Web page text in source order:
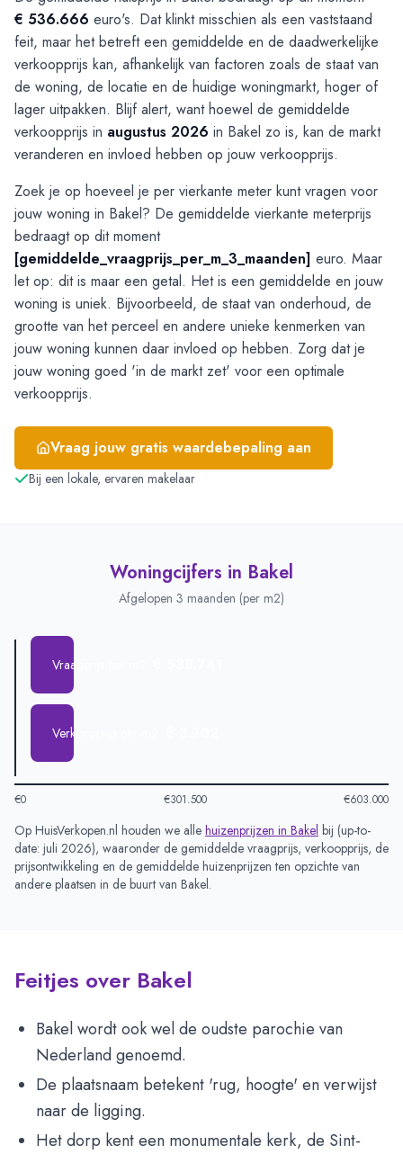
€ 536.666 euro's. Dat klinkt misschien als een vaststaand
feit, maar het betreft een gemiddelde en de daadwerkelijke
verkoopprijs kan, afhankelijk van factoren zoals de staat van
de woning, de locatie en de huidige woningmarkt, hoger of
lager uitpakken. Blijf alert, want hoewel de gemiddelde
verkoopprijs in augustus 2026 in Bakel zo is, kan de markt
veranderen en invloed hebben op jouw verkoopprijs.
Zoek je op hoeveel je per vierkante meter kunt vragen voor
jouw woning in Bakel? De gemiddelde vierkante meterprijs
bedraagt op dit moment
[gemiddelde_vraagprijs_per_m_3_maanden] euro. Maar
let op: dit is maar een getal. Het is een gemiddelde en jouw
woning is uniek. Bijvoorbeeld, de staat van onderhoud, de
grootte van het perceel en andere unieke kenmerken van
jouw woning kunnen daar invloed op hebben. Zorg dat je
jouw woning goed 'in de markt zet' voor een optimale
verkoopprijs.
Vraag jouw gratis waardebepaling aan
Bij een lokale, ervaren makelaar
Woningcijfers in Bakel
Afgelopen 3 maanden (per m2)
Vraagprijs per m2
Verkoopprijs per m2
€0 €301.500 €603.000
Op HuisVerkopen.nl houden we alle huizenprijzen in Bakel bij (up-to-
date: juli 2026), waaronder de gemiddelde vraagprijs, verkoopprijs, de
prijsontwikkeling en de gemiddelde huizenprijzen ten opzichte van
andere plaatsen in de buurt van Bakel.
Feitjes over Bakel
Bakel wordt ook wel de oudste parochie van
Nederland genoemd.
De plaatsnaam betekent 'rug, hoogte' en verwijst
naar de ligging.
Het dorp kent een monumentale kerk, de Sint-